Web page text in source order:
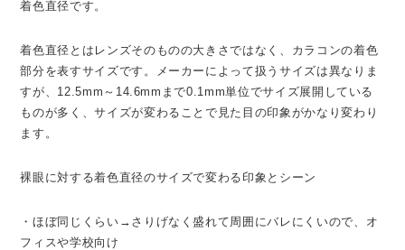
着色直径です。
着色直径とはレンズそのものの大きさではなく、カラコンの着色
部分を表すサイズです。メーカーによって扱うサイズは異なりま
すが、12.5mm～14.6mmまで0.1mm単位でサイズ展開している
ものが多く、サイズが変わることで見た目の印象がかなり変わり
ます。
裸眼に対する着色直径のサイズで変わる印象とシーン
・ほぼ同じくらい→さりげなく盛れて周囲にバレにくいので、オ
フィスや学校向け